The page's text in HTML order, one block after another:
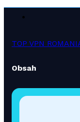
TOP VPN
Obsah